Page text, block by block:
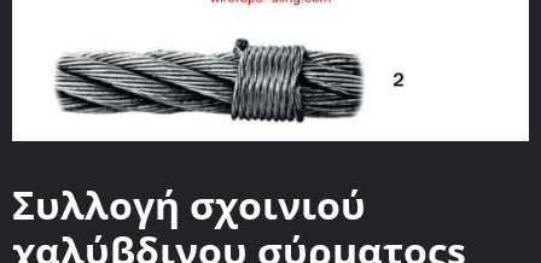
Συλλογή σχοινιού
χαλύβδινου σύρματοςs